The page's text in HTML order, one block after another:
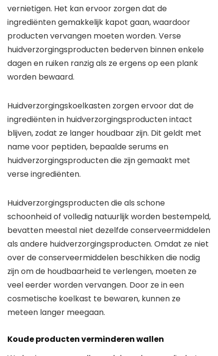
vernietigen. Het kan ervoor zorgen dat de
ingrediënten gemakkelijk kapot gaan, waardoor
producten vervangen moeten worden. Verse
huidverzorgingsproducten bederven binnen enkele
dagen en ruiken ranzig als ze ergens op een plank
worden bewaard.
Huidverzorgingskoelkasten zorgen ervoor dat de
ingrediënten in huidverzorgingsproducten intact
blijven, zodat ze langer houdbaar zijn. Dit geldt met
name voor peptiden, bepaalde serums en
huidverzorgingsproducten die zijn gemaakt met
verse ingrediënten.
Huidverzorgingsproducten die als schone
schoonheid of volledig natuurlijk worden bestempeld,
bevatten meestal niet dezelfde conserveermiddelen
als andere huidverzorgingsproducten. Omdat ze niet
over de conserveermiddelen beschikken die nodig
zijn om de houdbaarheid te verlengen, moeten ze
veel eerder worden vervangen. Door ze in een
cosmetische koelkast te bewaren, kunnen ze
meteen langer meegaan.
Koude producten verminderen wallen